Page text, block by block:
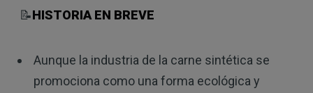
📝HISTORIA EN BREVE
Aunque la industria de la carne sintética se
promociona como una forma ecológica y